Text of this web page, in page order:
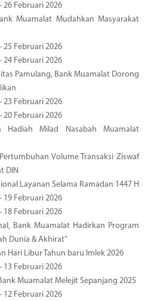
26 Februari 2026
Muamalat Mudahkan Masyarakat
25 Februari 2026
24 Februari 2026
Pamulang, Bank Muamalat Dorong
23 Februari 2026
20 Februari 2026
Hadiah Milad Nasabah Muamalat
Volume Transaksi Ziswaf
DIN
Layanan Selama Ramadan 1447 H
19 Februari 2026
18 Februari 2026
Bank Muamalat Hadirkan Program
Dunia & Akhirat”
Hari Libur Tahun baru Imlek 2026
13 Februari 2026
Muamalat Melejit Sepanjang 2025
12 Februari 2026